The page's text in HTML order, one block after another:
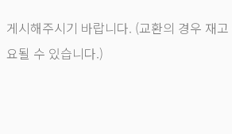
게시해주시기 바랍니다. (교환의 경우 재
요될 수 있습니다.)